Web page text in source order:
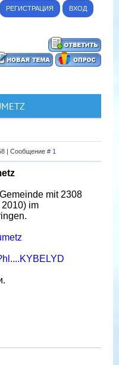
РЕГИСТРАЦИЯ ВХОД
| Сообщение # 1
mit 2308
im